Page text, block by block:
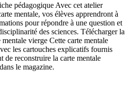
pédagogique Avec cet atelier
mentale, vos élèves apprendront à
pour répondre à une question et
des sciences. Télécharger la
vierge Cette carte mentale
les cartouches explicatifs fournis
de reconstruire la carte mentale
le magazine.